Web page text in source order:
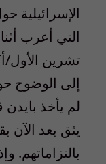
الإسرائيلية
التي أعرب
تشرين الأول/
إلى الوضوح
لم يأخذ
يثق بعد الآن
بالتزاماتهم.